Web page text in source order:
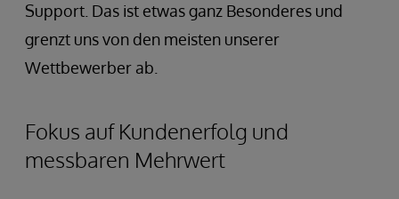
Support. Das ist etwas ganz Besonderes und
grenzt uns von den meisten unserer
Wettbewerber ab.
Fokus auf Kundenerfolg und
messbaren Mehrwert